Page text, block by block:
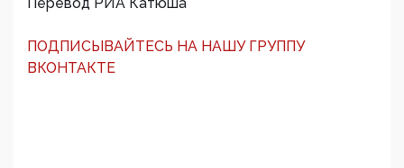
ПОДПИСЫВАЙТЕСЬ НА НАШУ ГРУППУ
ВКОНТАКТЕ